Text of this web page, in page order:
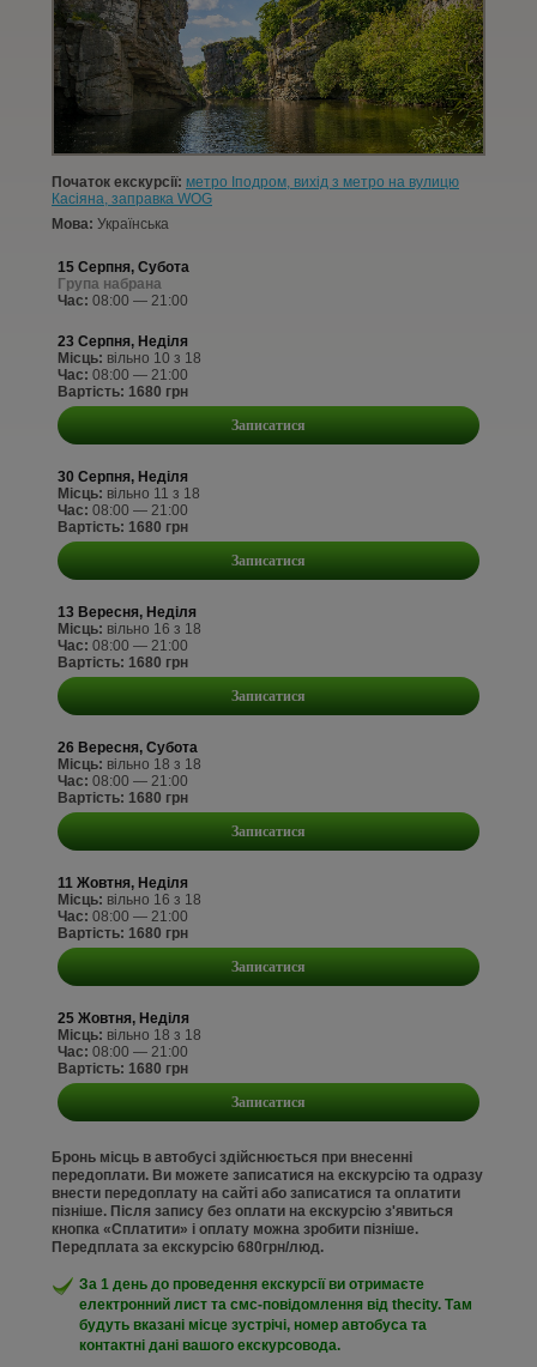
КОНТАКТИ
СТАТТІ
УВІЙТИ
РЕЄСТРАЦІЯ
Початок екскурсії: метро Іподром, вихід з метро на вулицю
Касіяна, заправка WOG
Мова: Українська
15 Серпня, Субота
Група набрана
Час: 08:00 — 21:00
23 Серпня, Неділя
Місць: вільно 10 з 18
Час: 08:00 — 21:00
Вартість: 1680 грн
Записатися
30 Серпня, Неділя
Місць: вільно 11 з 18
Час: 08:00 — 21:00
Вартість: 1680 грн
Записатися
13 Вересня, Неділя
Місць: вільно 16 з 18
Час: 08:00 — 21:00
Вартість: 1680 грн
Записатися
26 Вересня, Субота
Місць: вільно 18 з 18
Час: 08:00 — 21:00
Вартість: 1680 грн
Записатися
11 Жовтня, Неділя
Місць: вільно 16 з 18
Час: 08:00 — 21:00
Вартість: 1680 грн
Записатися
25 Жовтня, Неділя
Місць: вільно 18 з 18
Час: 08:00 — 21:00
Вартість: 1680 грн
Записатися
Бронь місць в автобусі здійснюється при внесенні
передоплати. Ви можете записатися на екскурсію та одразу
внести передоплату на сайті або записатися та оплатити
пізніше. Після запису без оплати на екскурсію з'явиться
кнопка «Сплатити» і оплату можна зробити пізніше.
Передплата за екскурсію 680грн/люд.
За 1 день до проведення екскурсії ви отримаєте
електронний лист та смс-повідомлення від thecity. Там
будуть вказані місце зустрічі, номер автобуса та
контактні дані вашого екскурсовода.